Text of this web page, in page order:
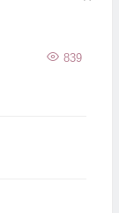
839